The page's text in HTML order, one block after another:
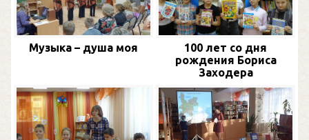
Музыка – душа моя
100 лет со дня
рождения Бориса
Заходера